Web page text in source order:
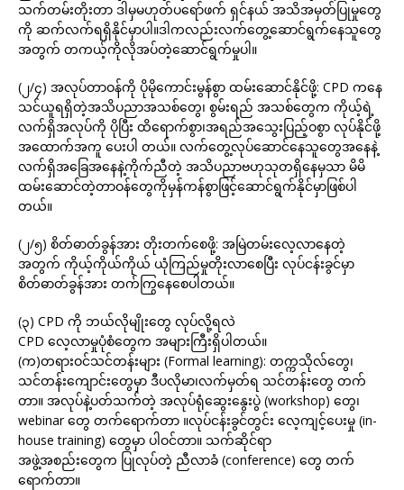
သက်တမ်းတိုးတာ ဒါမှမဟုတ်ပရော်ဖက် ရှင်နယ် အသိအမှတ်ပြုမှုတွေ
ကို ဆက်လက်ရရှိနိုင်မှာပါ။ဒါကလည်းလက်တွေ့ဆောင်ရွက်နေသူတွေ
အတွက် တကယ့်ကိုလိုအပ်တဲ့ဆောင်ရွက်မှုပါ။
(၂/၄) အလုပ်တာဝန်ကို ပိုမိုကောင်းမွန်စွာ ထမ်းဆောင်နိုင်ဖို့: CPD ကနေ
သင်ယူရရှိတဲ့အသိပညာအသစ်တွေ၊ စွမ်းရည် အသစ်တွေက ကိုယ့်ရဲ့
လက်ရှိအလုပ်ကို ပိုပြီး ထိရောက်စွာ၊အရည်အသွေးပြည့်ဝစွာ လုပ်နိုင်ဖို့
အထောက်အကူ ပေးပါ တယ်။ လက်တွေ့လုပ်ဆောင်နေသူတွေအနေနဲ့
လက်ရှိအခြေအနေနဲ့ကိုက်ညီတဲ့ အသိပညာဗဟုသုတရှိနေမှသာ မိမိ
ထမ်းဆောင်တဲ့တာဝန်တွေကိုမှန်ကန်စွာဖြင့်ဆောင်ရွက်နိုင်မှာဖြစ်ပါ
တယ်။
(၂/၅) စိတ်ဓာတ်ခွန်အား တိုးတက်စေဖို့: အမြဲတမ်းလေ့လာနေတဲ့
အတွက် ကိုယ့်ကိုယ်ကိုယ် ယုံကြည်မှုတိုးလာစေပြီး လုပ်ငန်းခွင်မှာ
စိတ်ဓာတ်ခွန်အား တက်ကြွနေစေပါတယ်။
(၃) CPD ကို ဘယ်လိုမျိုးတွေ လုပ်လို့ရလဲ
CPD လေ့လာမှုပုံစံတွေက အများကြီးရှိပါတယ်။
(က)တရားဝင်သင်တန်းများ (Formal learning): တက္ကသိုလ်တွေ၊
သင်တန်းကျောင်းတွေမှာ ဒီပလိုမာ၊လက်မှတ်ရ သင်တန်းတွေ တက်
တာ။ အလုပ်နဲ့ပတ်သက်တဲ့ အလုပ်ရုံဆွေးနွေးပွဲ (workshop) တွေ၊
webinar တွေ တက်ရောက်တာ ။လုပ်ငန်းခွင်တွင်း လေ့ကျင့်ပေးမှု (in-
house training) တွေမှာ ပါဝင်တာ။ သက်ဆိုင်ရာ
အဖွဲ့အစည်းတွေက ပြုလုပ်တဲ့ ညီလာခံ (conference) တွေ တက်
ရောက်တာ။